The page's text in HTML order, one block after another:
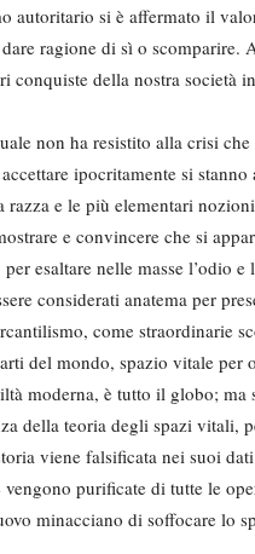
autoritario si è affermato il
ragione di sì o
conquiste della nostra società
non ha resistito alla crisi
ipocritamente si
razza e le più elementari
e convincere che si
esaltare nelle masse l’odio
considerati anatema per
come straordinarie
del mondo, spazio vitale
moderna, è tutto il globo;
della teoria degli spazi vitali,
viene falsificata nei suoi
purificate di tutte le
minacciano di soffocare lo